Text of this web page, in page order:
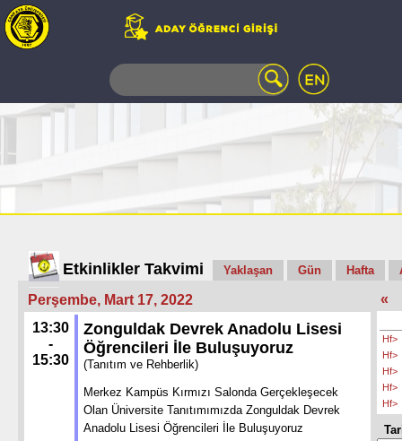
TELEFON
AÇILAN
UZAKTAN
EĞİTİM
KAMPÜSTE
YAŞAM
KÜTÜPHANE
PORTALI
Etkinlikler Takvimi Yaklaşan Gün Hafta
Perşembe, Mart 17, 2022
13:30
-
15:30
Zonguldak Devrek Anadolu Lisesi
Öğrencileri İle Buluşuyoruz
(Tanıtım ve Rehberlik)
Merkez Kampüs Kırmızı Salonda Gerçekleşecek
Olan Üniversite Tanıtımımızda Zonguldak Devrek
Anadolu Lisesi Öğrencileri İle Buluşuyoruz
«
Hf>
Hf>
Hf>
Hf>
Hf>